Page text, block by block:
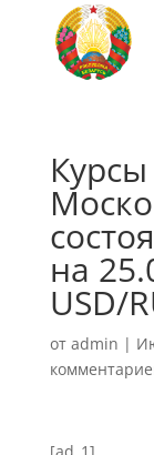
на
USD/
от admin |